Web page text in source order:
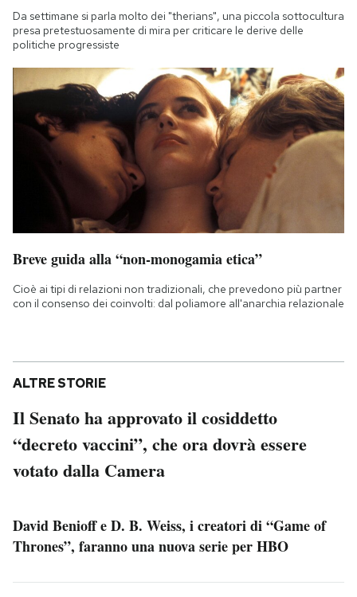
Da settimane si parla molto dei "therians", una piccola sottocultura
presa pretestuosamente di mira per criticare le derive delle
politiche progressiste
Breve guida alla “non-monogamia etica”
Cioè ai tipi di relazioni non tradizionali, che prevedono più partner
con il consenso dei coinvolti: dal poliamore all'anarchia relazionale
ALTRE STORIE
Il Senato ha approvato il cosiddetto
“decreto vaccini”, che ora dovrà essere
votato dalla Camera
David Benioff e D. B. Weiss, i creatori di “Game of
Thrones”, faranno una nuova serie per HBO